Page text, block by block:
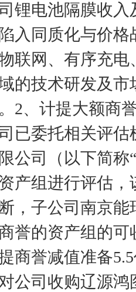
锂电池隔膜收
入同质化与价
联网、有序充
的技术研发及
2、计提大额商
已委托相关评
公司（以下简称
产组进行评估，
，子公司南京
誉的资产组的
商誉减值准备
公司收购辽源